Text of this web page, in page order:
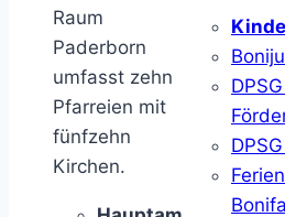
Raum
Paderborn
umfasst zehn
Pfarreien mit
fünfzehn
Kirchen.